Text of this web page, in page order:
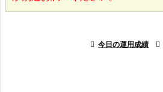
 今日の運用成績 